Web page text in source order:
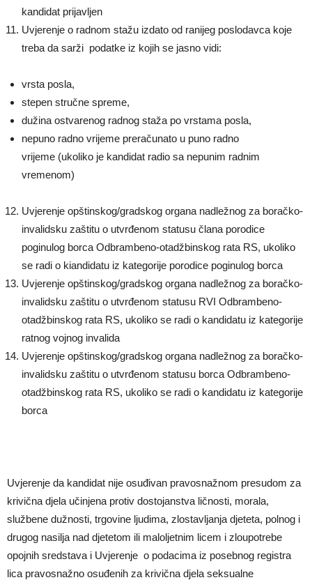
kandidat prijavljen
Uvjerenje o radnom stažu izdato od ranijeg poslodavca koje
treba da sarži podatke iz kojih se jasno vidi:
vrsta posla,
stepen stručne spreme,
dužina ostvarenog radnog staža po vrstama posla,
nepuno radno vrijeme preračunato u puno radno
vrijeme (ukoliko je kandidat radio sa nepunim radnim
vremenom)
Uvjerenje opštinskog/gradskog organa nadležnog za boračko-
invalidsku zaštitu o utvrđenom statusu člana porodice
poginulog borca Odbrambeno-otadžbinskog rata RS, ukoliko
se radi o kiandidatu iz kategorije porodice poginulog borca
Uvjerenje opštinskog/gradskog organa nadležnog za boračko-
invalidsku zaštitu o utvrđenom statusu RVI Odbrambeno-
otadžbinskog rata RS, ukoliko se radi o kandidatu iz kategorije
ratnog vojnog invalida
Uvjerenje opštinskog/gradskog organa nadležnog za boračko-
invalidsku zaštitu o utvrđenom statusu borca Odbrambeno-
otadžbinskog rata RS, ukoliko se radi o kandidatu iz kategorije
borca
Uvjerenje da kandidat nije osuđivan pravosnažnom presudom za
krivična djela učinjena protiv dostojanstva ličnosti, morala,
službene dužnosti, trgovine ljudima, zlostavljanja djeteta, polnog i
drugog nasilja nad djetetom ili maloljetnim licem i zloupotrebe
opojnih sredstava i Uvjerenje o podacima iz posebnog registra
lica pravosnažno osuđenih za krivična djela seksualne